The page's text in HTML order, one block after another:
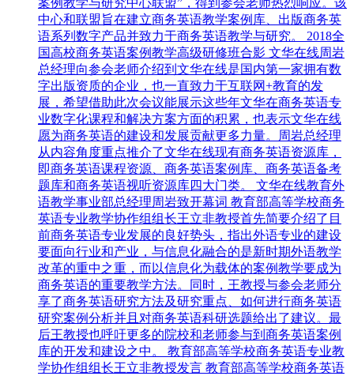
中心和联盟旨在建立商务英语教学案例库、出版商务英
语系列数字产品并致力于商务英语教学与研究。 2018全
国高校商务英语案例教学高级研修班合影 文华在线周岩
总经理向参会老师介绍到文华在线是国内第一家拥有数
字出版资质的企业，也一直致力于互联网+教育的发
展，希望借助此次会议能展示这些年文华在商务英语专
业数字化课程和解决方案方面的积累，也表示文华在线
愿为商务英语的建设和发展贡献更多力量。周岩总经理
从内容角度重点推介了文华在线现有商务英语资源库，
即商务英语课程资源、商务英语案例库、商务英语备考
题库和商务英语视听资源库四大门类。 文华在线教育外
语教学事业部总经理周岩致开幕词 教育部高等学校商务
英语专业教学协作组组长王立非教授首先简要介绍了目
前商务英语专业发展的良好势头，指出外语专业的建设
要面向行业和产业，与信息化融合的是新时期外语教学
改革的重中之重，而以信息化为载体的案例教学要成为
商务英语的重要教学方法。同时，王教授与参会老师分
享了商务英语研究方法及研究重点、如何进行商务英语
研究案例分析并且对商务英语科研选题给出了建议。最
后王教授也呼吁更多的院校和老师参与到商务英语案例
库的开发和建设之中。 教育部高等学校商务英语专业教
学协作组组长王立非教授发言 教育部高等学校商务英语